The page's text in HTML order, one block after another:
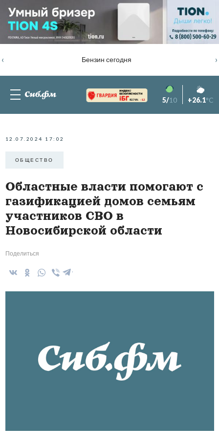
Бензин сегодня
‹ ›
82.76% -1.2 5/10 +26.1°C
12.07.2024 17:02
ОБЩЕСТВО
Областные власти помогают с
газификацией домов семьям
участников СВО в
Новосибирской области
Поделиться